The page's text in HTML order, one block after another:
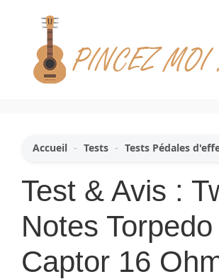
contenu
Accueil - Tests - Tests Pédales
Test & Avis :
Notes Torpedo
Captor 16